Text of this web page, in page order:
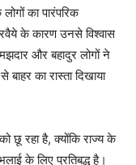
का पारंपरिक
रवैये के कारण उनसे विश्वास
और बहादुर लोगों ने
बाहर का रास्ता दिखाया
छू रहा है, क्योंकि राज्य के
के लिए प्रतिबद्ध है।